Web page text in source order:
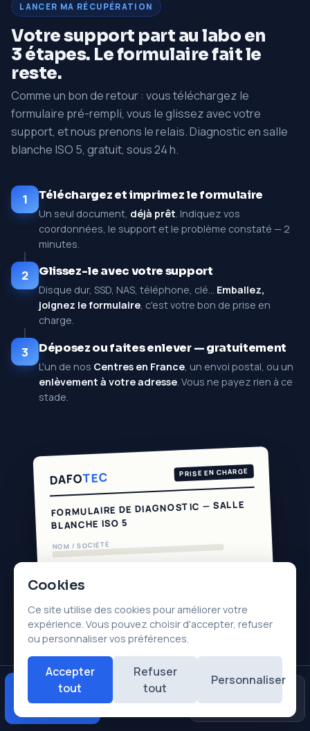
LANCER MA RÉCUPÉRATION
Votre support part au labo en
3 étapes. Le formulaire fait le
reste.
Comme un bon de retour : vous téléchargez le
formulaire pré-rempli, vous le glissez avec votre
support, et nous prenons le relais. Diagnostic en salle
blanche ISO 5, gratuit, sous 24 h.
1 Téléchargez et imprimez le formulaire
Un seul document, déjà prêt. Indiquez vos
coordonnées, le support et le problème constaté — 2
minutes.
2 Glissez-le avec votre support
Disque dur, SSD, NAS, téléphone, clé… Emballez,
joignez le formulaire, c'est votre bon de prise en
charge.
3 Déposez ou faites enlever — gratuitement
L'un de nos Centres en France , un envoi postal, ou un
enlèvement à votre adresse . Vous ne payez rien à ce
stade.
DAFOTEC PRISE EN CHARGE
FORMULAIRE DE DIAGNOSTIC — SALLE
BLANCHE ISO 5
NOM / SOCIÉTÉ
PANNE CONSTATÉE
DAFOTEC · DIAGNOSTIC GRATUIT 24H
Télécharger mon formulaire (PDF)
Cookies
Ce site utilise des cookies pour améliorer votre
expérience. Vous pouvez choisir d'accepter, refuser
ou personnaliser vos préférences.
Accepter
tout
Refuser
tout
Personnaliser
Diagnostic
gratuit
Google